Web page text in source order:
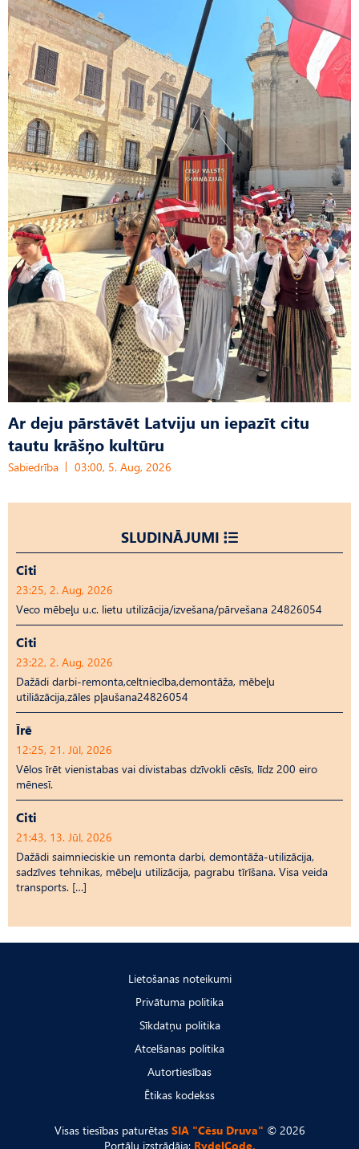
Ar deju pārstāvēt Latviju un iepazīt citu
tautu krāšņo kultūru
Sabiedrība 03:00, 5. Aug, 2026
SLUDINĀJUMI
Citi
23:25, 2. Aug, 2026
Veco mēbeļu u.c. lietu utilizācija/izvešana/pārvešana 24826054
Citi
23:22, 2. Aug, 2026
Dažādi darbi-remonta,celtniecība,demontāža, mēbeļu
utiliāzācija,zāles pļaušana24826054
Īrē
12:25, 21. Jūl, 2026
Vēlos īrēt vienistabas vai divistabas dzīvokli cēsīs, līdz 200 eiro
mēnesī.
Citi
21:43, 13. Jūl, 2026
Dažādi saimnieciskie un remonta darbi, demontāža-utilizācija,
sadzīves tehnikas, mēbeļu utilizācija, pagrabu tīrīšana. Visa veida
transports. […]
Lietošanas noteikumi
Privātuma politika
Sīkdatņu politika
Atcelšanas politika
Autortiesības
Ētikas kodekss
Visas tiesības paturētas SIA "Cēsu Druva" © 2026
Portālu izstrādāja: RydelCode.